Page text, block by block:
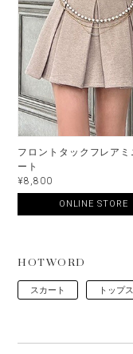
フロントタックフレアミ
ート
¥8,800
ONLINE STORE
HOTWORD
スカート トップス